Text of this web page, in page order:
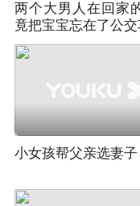
两个大男人在回家
竟把宝宝忘在了公
小女孩帮父亲选妻子